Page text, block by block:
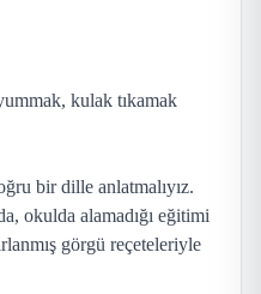
kulak tıkamak
bir dille anlatmalıyız.
okulda alamadığı eğitimi
görgü reçeteleriyle